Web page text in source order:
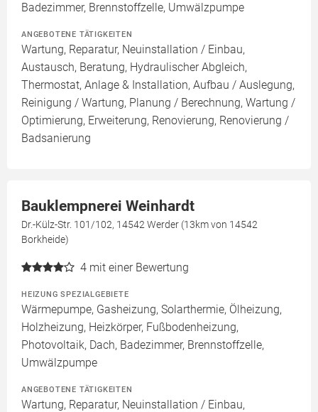
Badezimmer, Brennstoffzelle, Umwälzpumpe
ANGEBOTENE TÄTIGKEITEN
Wartung, Reparatur, Neuinstallation / Einbau,
Austausch, Beratung, Hydraulischer Abgleich,
Thermostat, Anlage & Installation, Aufbau / Auslegung,
Reinigung / Wartung, Planung / Berechnung, Wartung /
Optimierung, Erweiterung, Renovierung, Renovierung /
Badsanierung
Bauklempnerei Weinhardt
Dr.-Külz-Str. 101/102, 14542 Werder (13km von 14542
Borkheide)
4 mit einer Bewertung
HEIZUNG SPEZIALGEBIETE
Wärmepumpe, Gasheizung, Solarthermie, Ölheizung,
Holzheizung, Heizkörper, Fußbodenheizung,
Photovoltaik, Dach, Badezimmer, Brennstoffzelle,
Umwälzpumpe
ANGEBOTENE TÄTIGKEITEN
Wartung, Reparatur, Neuinstallation / Einbau,